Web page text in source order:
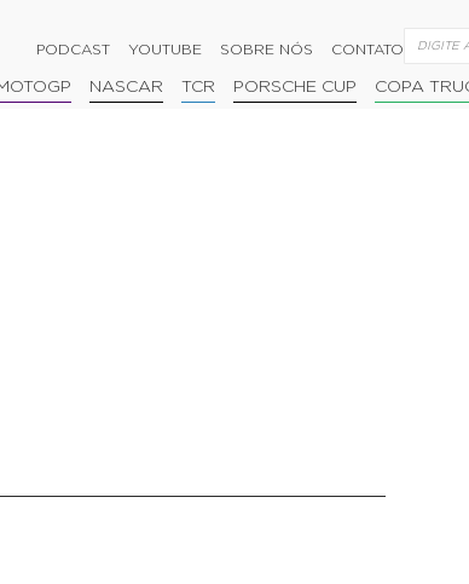
PODCAST YOUTUBE SOBRE NÓS CONTATO
NASCAR TCR PORSCHE CUP COPA